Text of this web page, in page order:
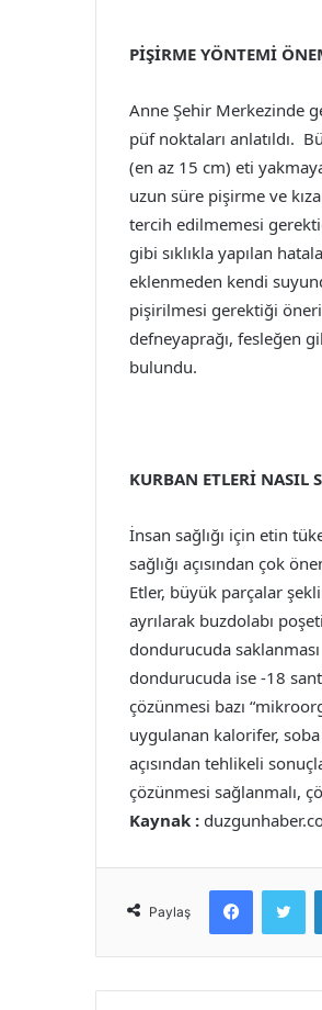
PİŞİRME YÖNTEMİ
Anne Şehir Merkezinde
püf noktaları anlatıldı.
(en az 15 cm) eti
uzun süre pişirme ve
tercih edilmemesi
gibi sıklıkla yapılan
eklenmeden kendi
pişirilmesi gerektiği
defneyaprağı, fesleğen
bulundu.
KURBAN ETLERİ NASIL
İnsan sağlığı için etin
sağlığı açısından çok
Etler, büyük parçalar
ayrılarak buzdolabı
dondurucuda
dondurucuda ise -18
çözünmesi bazı
uygulanan kalorifer, soba
açısından tehlikeli
çözünmesi sağlanmalı,
Kaynak :
Paylaş
Facebook